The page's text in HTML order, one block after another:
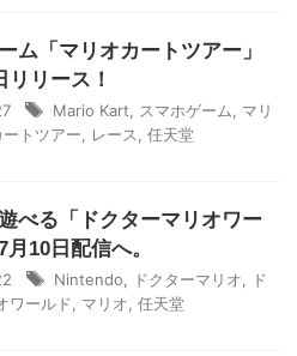
ム「マリオカートツアー」
リリース！
Mario Kart スマホゲーム
マリ
トツアー レース 任天堂
べる「ドクターマリオワー
10日配信へ。
Nintendo ドクターマリオ
ド
ワールド
マリオ 任天堂